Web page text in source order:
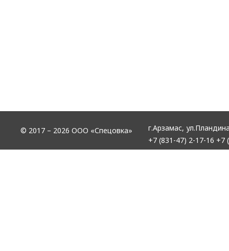
© 2017 – 2026 ООО «Спецовка» г.Арзамас,
+7 (831-47) 2-17-16 +7